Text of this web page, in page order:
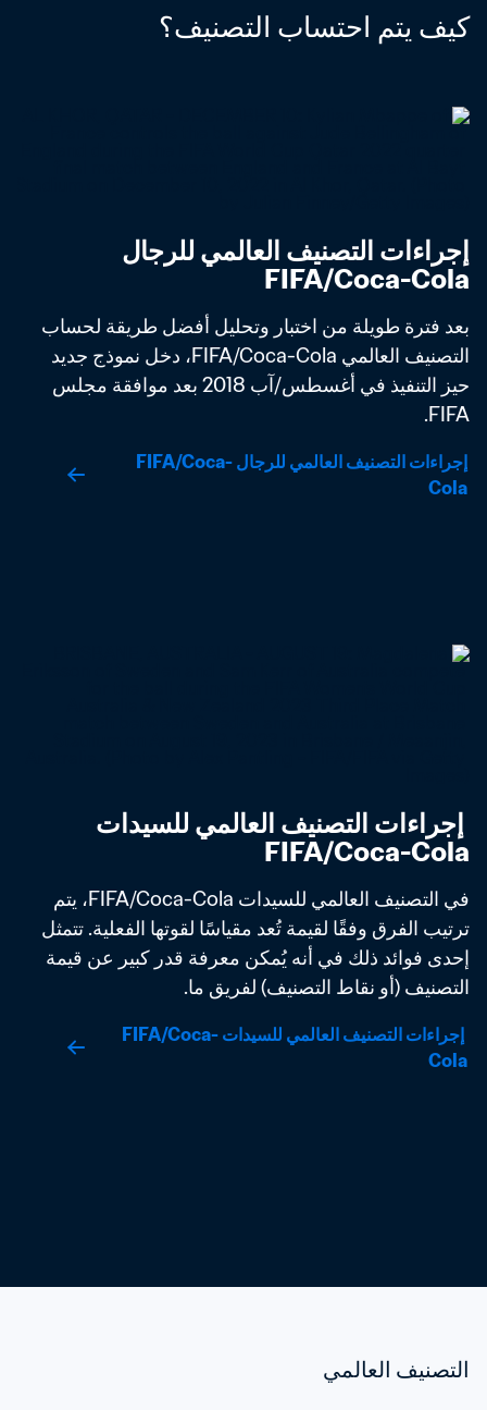
كيف يتم احتساب التصنيف؟
FIFA/Coca-Cola
FIFA.
إجراءات التصنيف العالمي للرجال FIFA/Coca-
Cola
FIFA/Coca-Cola
التصنيف (أو نقاط التصنيف) لفريق ما.
إجراءات التصنيف العالمي للسيدات FIFA/Coca-
Cola
التصنيف العالمي